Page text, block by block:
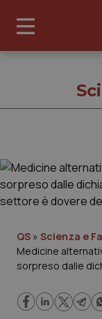
Cronache
Governo e
Regioni e Asl
Lavoro e
QS » Scienza e
Medicine
sorpreso dalle